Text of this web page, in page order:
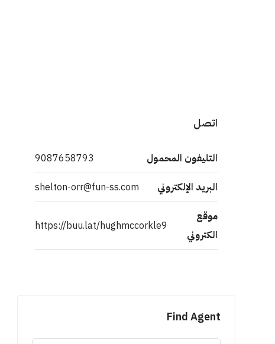
اتصل
التليفون المحمول 9087658793
البريد الإلكتروني shelton-orr@fun-ss.com
موقع
الكتروني
https://buu.lat/hughmccorkle9
Find Agent